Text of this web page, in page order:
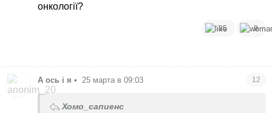
онкології?
35 9
А ось і я • 25 марта в 09:03 12
Хомо_сапиенс